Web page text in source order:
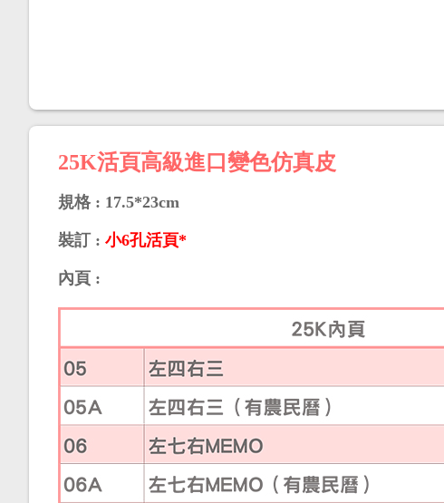
25K活頁高級進口變色仿真皮
規格 : 17.5*23cm
裝訂 : 小6孔活頁*
內頁 :